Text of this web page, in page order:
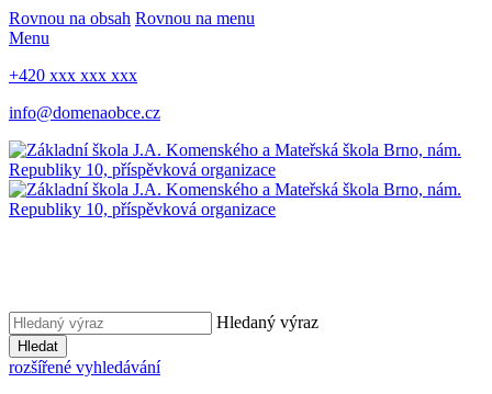
Rovnou na obsah Rovnou na menu
Menu
+420 xxx xxx xxx
info@domenaobce.cz
Hledaný výraz
Hledat
rozšířené vyhledávání